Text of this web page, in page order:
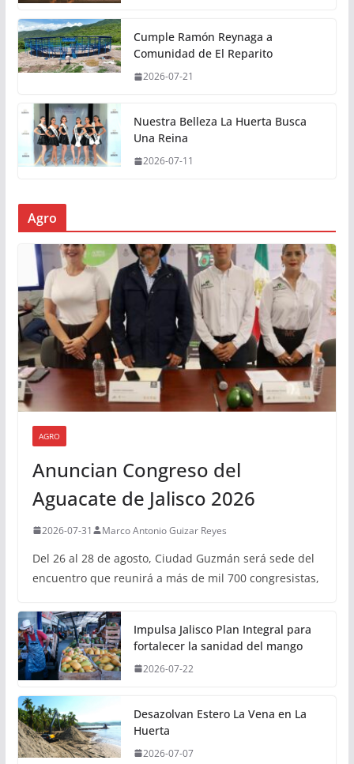
Cumple Ramón Reynaga a
Comunidad de El Reparito
2026-07-21
Nuestra Belleza La Huerta Busca
Una Reina
2026-07-11
Agro
AGRO
Anuncian Congreso del
Aguacate de Jalisco 2026
2026-07-31 Marco Antonio Guizar Reyes
Del 26 al 28 de agosto, Ciudad Guzmán será sede del
encuentro que reunirá a más de mil 700 congresistas,
Impulsa Jalisco Plan Integral para
fortalecer la sanidad del mango
2026-07-22
Desazolvan Estero La Vena en La
Huerta
2026-07-07